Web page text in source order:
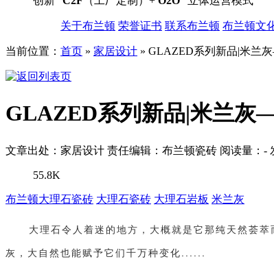
关于布兰顿 荣誉证书 联系布兰顿 布兰顿文
当前位置： 首页 » 家居设计 » GLAZED系列新品|米兰
GLAZED系列新品|米兰
文章出处：家居设计 责任编辑：布兰顿瓷砖 阅读量： -
55.8K
布兰顿大理石瓷砖 大理石瓷砖 大理石岩板 米兰灰
大理石令人着迷的地方， 大概就是它那纯天然荟
灰，大自然也能赋予它们千万种变化